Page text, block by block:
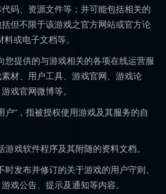
码、资源文件等；并可能包括相关的
但不限于该游戏之官方网站或官方论
或电子文档等。
您提供的与游戏相关的各项在线运营服
材、用户工具、游戏官网、游戏论
戏官网微博等。
户”，指被授权使用游戏及其服务的自
戏软件程序及其附随的资料文档。
发布并修订的关于游戏的用户守则、
戏公告、提示及通知等内容。